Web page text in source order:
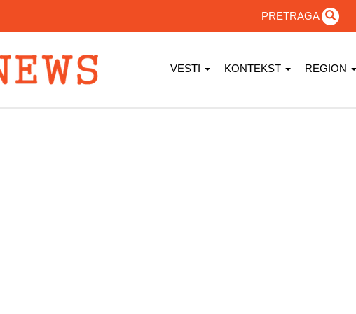
PRETRAGA
VESTI KONTEKST REGION